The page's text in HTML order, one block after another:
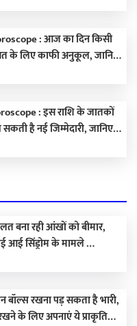
: आज का दिन किसी
के लिए काफी अनुकूल, जानिए
: इस राशि के जातकों
सकती है नई जिम्मेदारी, जानिए
बना रही आंखों को बीमार,
आई सिंड्रोम के मामले …
बॉल्स रखना पड़ सकता है भारी,
के लिए अपनाएं ये प्राकृतिक